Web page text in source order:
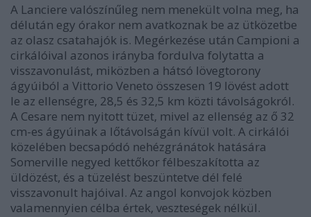
A Lanciere valószínűleg nem menekült volna meg, ha
délután egy órakor nem avatkoznak be az ütközetbe
az olasz csatahajók is. Megérkezése után Campioni a
cirkálóival azonos irányba fordulva folytatta a
visszavonulást, miközben a hátsó lövegtorony
ágyúiból a Vittorio Veneto összesen 19 lövést adott
le az ellenségre, 28,5 és 32,5 km közti távolságokról.
A Cesare nem nyitott tüzet, mivel az ellenség az ő 32
cm-es ágyúinak a lőtávolságán kívül volt. A cirkálói
közelében becsapódó nehézgránátok hatására
Somerville negyed kettőkor félbeszakította az
üldözést, és a tüzelést beszüntetve dél felé
visszavonult hajóival. Az angol konvojok közben
valamennyien célba értek, veszteségek nélkül.